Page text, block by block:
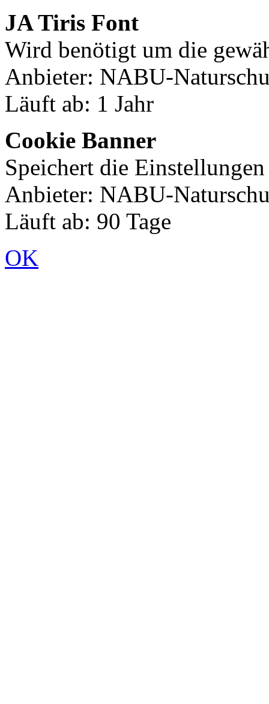
JA Tiris Font
Wird benötigt um die
Anbieter: NABU-
Läuft ab: 1 Jahr
Cookie Banner
Speichert die
Anbieter: NABU-
Läuft ab: 90 Tage
OK